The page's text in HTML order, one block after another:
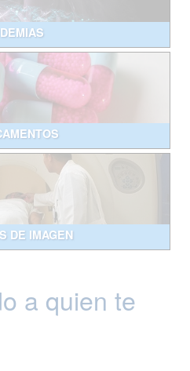
DE IMAGEN
a quien te